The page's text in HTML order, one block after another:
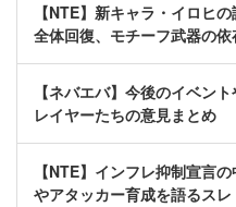
【NTE】新キャラ・イロヒ
全体回復、モチーフ武器の
【ネバエバ】今後のイベン
レイヤーたちの意見まとめ
【NTE】インフレ抑制宣言
やアタッカー育成を語るスレ